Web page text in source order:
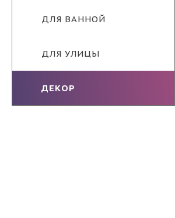
ДЛЯ ВАННОЙ
ДЛЯ УЛИЦЫ
ДЕКОР